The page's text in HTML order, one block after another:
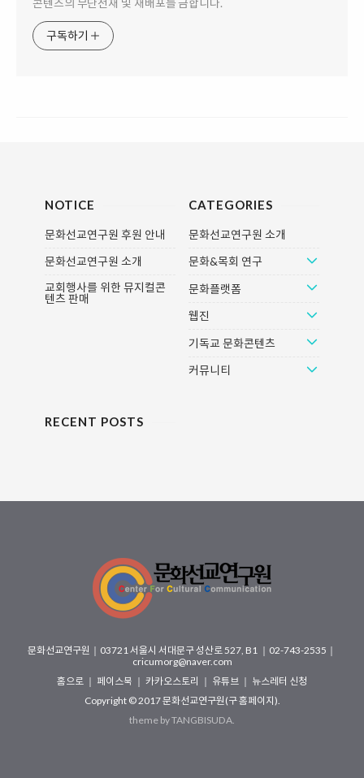
콘텐츠의 무단전재 및 재배포를 금합니다.
구독하기
NOTICE
문화선교연구원 후원 안내
문화선교연구원 소개
교회행사를 위한 뮤지컬콘
텐츠 판매
CATEGORIES
문화선교연구원 소개
문화&목회 연구
문화플랫폼
웹진
기독교 문화콘텐츠
커뮤니티
RECENT POSTS
문화선교연구원 ｜ 03721 서울시 서대문구 성산로 527, B1 ｜02-743-2535｜
cricumorg@naver.com
홈으로 ｜ 페이스북 ｜ 카카오스토리 ｜ 유튜브 ｜ 뉴스레터 신청
Copyright © 2017문화선교연구원(구 홈페이지).
theme byTANGBISUDA.